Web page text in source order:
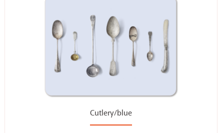
Cutlery/blue